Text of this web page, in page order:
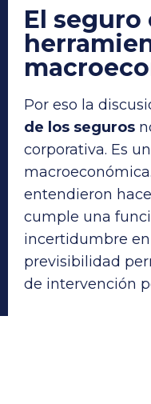
El seguro
Por eso la
de los seguros
corporativa. Es
entendieron
cumple una
incertidumbre en
previsibilidad
de intervención